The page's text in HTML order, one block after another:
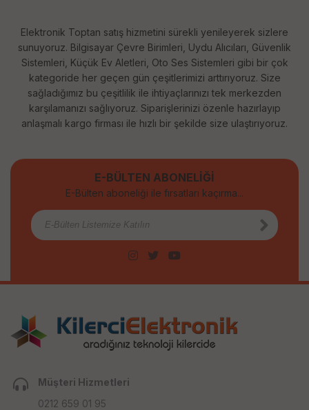
Elektronik Toptan satış hizmetini sürekli yenileyerek sizlere
sunuyoruz. Bilgisayar Çevre Birimleri, Uydu Alıcıları, Güvenlik
Sistemleri, Küçük Ev Aletleri, Oto Ses Sistemleri gibi bir çok
kategoride her geçen gün çeşitlerimizi arttırıyoruz. Size
sağladığımız bu çeşitlilik ile ihtiyaçlarınızı tek merkezden
karşılamanızı sağlıyoruz. Siparişlerinizi özenle hazırlayıp
anlaşmalı kargo firması ile hızlı bir şekilde size ulaştırıyoruz.
E-BÜLTEN ABONELİĞİ
E-Bülten aboneliği ile fırsatları kaçırma...
Müşteri Hizmetleri
0212 659 01 95